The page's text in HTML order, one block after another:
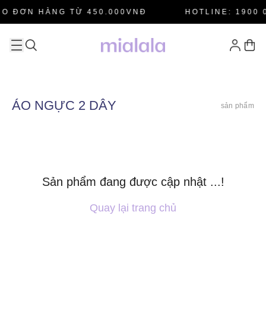
ĐƠN HÀNG TỪ 450.000VNĐ HOTLINE: 1900
ÁO NGỰC 2 DÂY sản phẩm
Sản phẩm đang được cập nhật ...!
Quay lại trang chủ